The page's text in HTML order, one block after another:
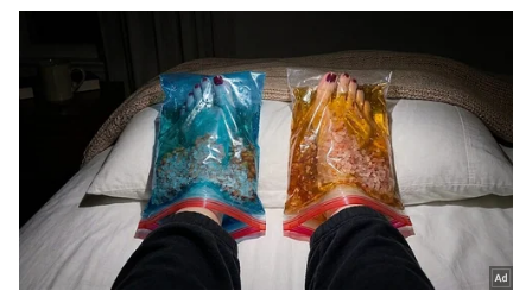
DOWNLOAD APP
ವ್ಯವಹಾರ (business ideas in kannada) ,
ಬ್ಯಾಂಕಿಂಗ್ (Banking News), ಹಣಕಾಸು, ಭಾರತೀಯ
ಆರ್ಥಿಕತೆ, ಜಾಗತಿಕ ಮಾರುಕಟ್ಟೆ,ಷೇರು ಮಾರುಕಟ್ಟೆ
ಹೂಡಿಕೆ ಸೇರಿದಂತೆ ಇನ್ನಿತರ ಮತ್ತು ಇತ್ತೀಚಿನ ಹಣಕಾಸಿನ
ಸುದ್ದಿಗಳನ್ನು ಏಷ್ಯಾನೆಟ್ ಸುವರ್ಣ ನ್ಯೂಸ್‌ನಲ್ಲಿ ಓದಿರಿ.